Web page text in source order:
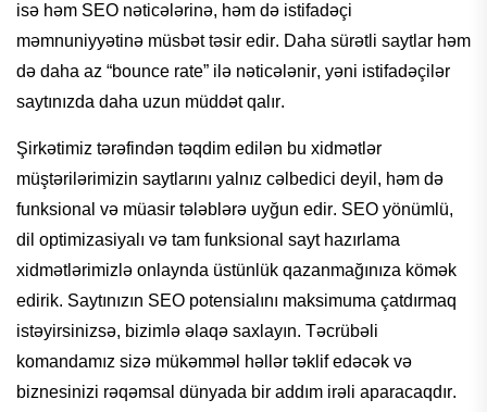
isə həm SEO nəticələrinə, həm də istifadəçi
məmnuniyyətinə müsbət təsir edir. Daha sürətli saytlar həm
də daha az “bounce rate” ilə nəticələnir, yəni istifadəçilər
saytınızda daha uzun müddət qalır.
Şirkətimiz tərəfindən təqdim edilən bu xidmətlər
müştərilərimizin saytlarını yalnız cəlbedici deyil , həm də
funksional və müasir tələblərə uyğun edir. SEO yönümlü,
dil optimizasiyalı və tam funksional saythazırlama
xidmətlərimizlə onlaynda üstünlük qazanmağınıza kömək
edirik. Saytınızın SEO potensialını maksimuma çatdırmaq
istəyirsinizsə, bizimlə əlaqə saxlayın. Təcrübəli
komandamız sizə mükəmməl həllər təklif edəcək və
biznesinizi rəqəmsal dünyada bir addım irəli aparacaqdır.